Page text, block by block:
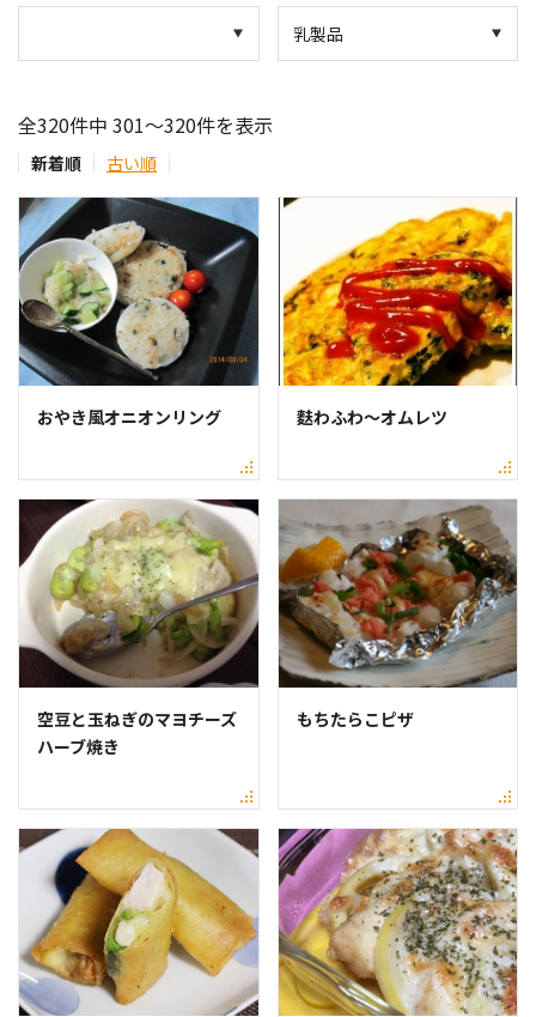
全320件中 301～320件を表示
新着順 古い順
おやき風オニオンリング 麩わふわ～オムレツ
空豆と玉ねぎのマヨチーズ
ハーブ焼き
もちたらこピザ